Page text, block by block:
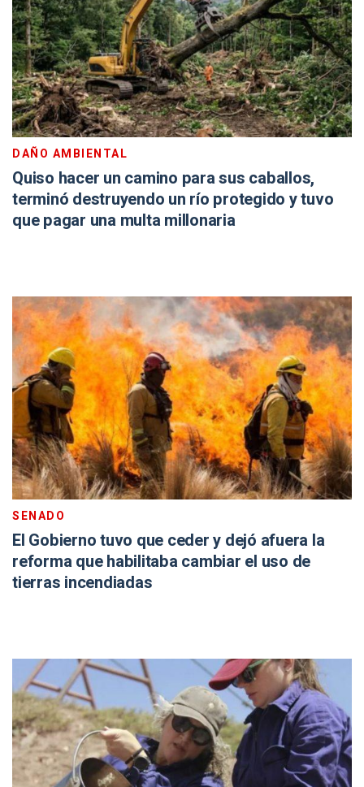
DAÑO AMBIENTAL
Quiso hacer un camino para sus caballos,
terminó destruyendo un río protegido y tuvo
que pagar una multa millonaria
SENADO
El Gobierno tuvo que ceder y dejó afuera la
reforma que habilitaba cambiar el uso de
tierras incendiadas